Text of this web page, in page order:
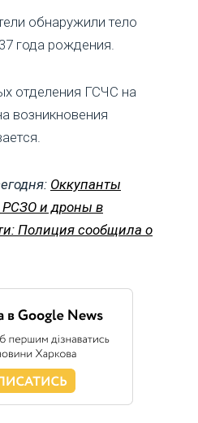
обнаружили тело
года рождения.
отделения ГСЧС на
возникновения
Оккупанты
и дроны в
Полиция сообщила о